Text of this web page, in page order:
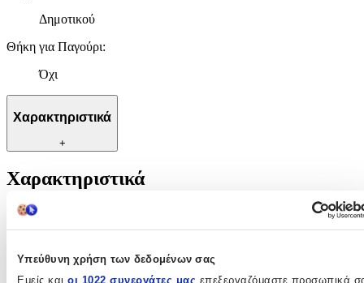
Υπεύθυνη χρήση των δεδομένων σας
Εμείς και οι 1022 συνεργάτες μας επεξεργαζόμαστε προσωπικά
Δημοτικού
Θήκη για Παγούρι:
Όχι
Χαρακτηριστικά
+
Χαρακτηριστικά
Βασικά Χαρακτηριστικά
Πολύχρωμο